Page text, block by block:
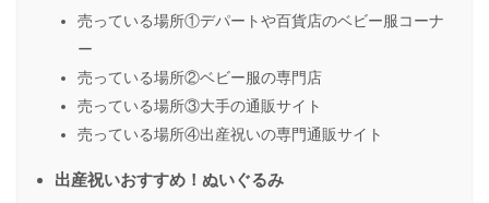
売っている場所①デパートや百貨店のベビー服コーナ
ー
売っている場所②ベビー服の専門店
売っている場所③大手の通販サイト
売っている場所④出産祝いの専門通販サイト
出産祝いおすすめ！ぬいぐるみ